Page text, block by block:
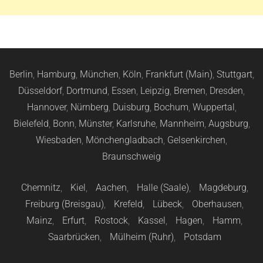
Berlin, Hamburg, München, Köln, Frankfurt (Main), Stuttgart,
Düsseldorf, Dortmund, Essen, Leipzig, Bremen, Dresden,
Hannover, Nürnberg, Duisburg, Bochum, Wuppertal,
Bielefeld, Bonn, Münster, Karlsruhe, Mannheim, Augsburg,
Wiesbaden, Mönchengladbach, Gelsenkirchen,
Braunschweig
Chemnitz, Kiel, Aachen, Halle (Saale), Magdeburg,
Freiburg (Breisgau), Krefeld, Lübeck, Oberhausen,
Mainz, Erfurt, Rostock, Kassel, Hagen, Hamm,
Saarbrücken, Mülheim (Ruhr), Potsdam